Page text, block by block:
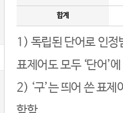
합계
1) 독립된 단어로 인정
표제어도 모두 ‘단어’
2) ‘구’는 띄어 쓴 표